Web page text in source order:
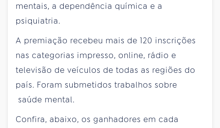
mentais, a dependência química e a
psiquiatria.
A premiação recebeu mais de 120 inscrições
nas categorias impresso, online, rádio e
televisão de veículos de todas as regiões do
país. Foram submetidos trabalhos sobre
saúde mental.
Confira, abaixo, os ganhadores em cada